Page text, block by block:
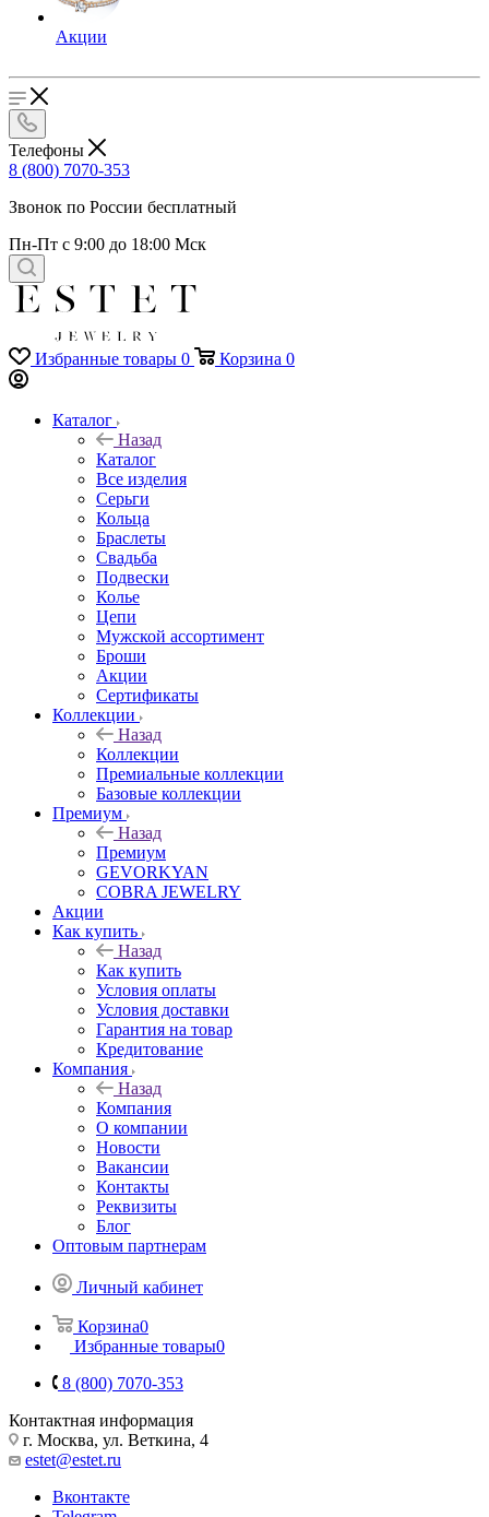
Акции
Телефоны
8 (800) 7070-353
Звонок по России бесплатный
Пн-Пт с 9:00 до 18:00 Мск
Избранные товары 0 Корзина 0
Каталог
Назад
Каталог
Все изделия
Серьги
Кольца
Браслеты
Свадьба
Подвески
Колье
Цепи
Мужской ассортимент
Броши
Акции
Сертификаты
Коллекции
Назад
Коллекции
Премиальные коллекции
Базовые коллекции
Премиум
Назад
Премиум
GEVORKYAN
COBRA JEWELRY
Акции
Как купить
Назад
Как купить
Условия оплаты
Условия доставки
Гарантия на товар
Кредитование
Компания
Назад
Компания
О компании
Новости
Вакансии
Контакты
Реквизиты
Блог
Оптовым партнерам
Личный кабинет
Корзина0
Избранные товары0
8 (800) 7070-353
Контактная информация
г. Москва, ул. Веткина, 4
estet@estet.ru
Вконтакте